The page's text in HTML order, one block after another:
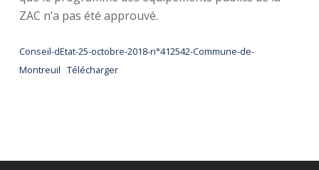
ZAC n’a pas été approuvé.
Conseil-dEtat-25-octobre-2018-n°412542-Commune-de-
Montreuil Télécharger